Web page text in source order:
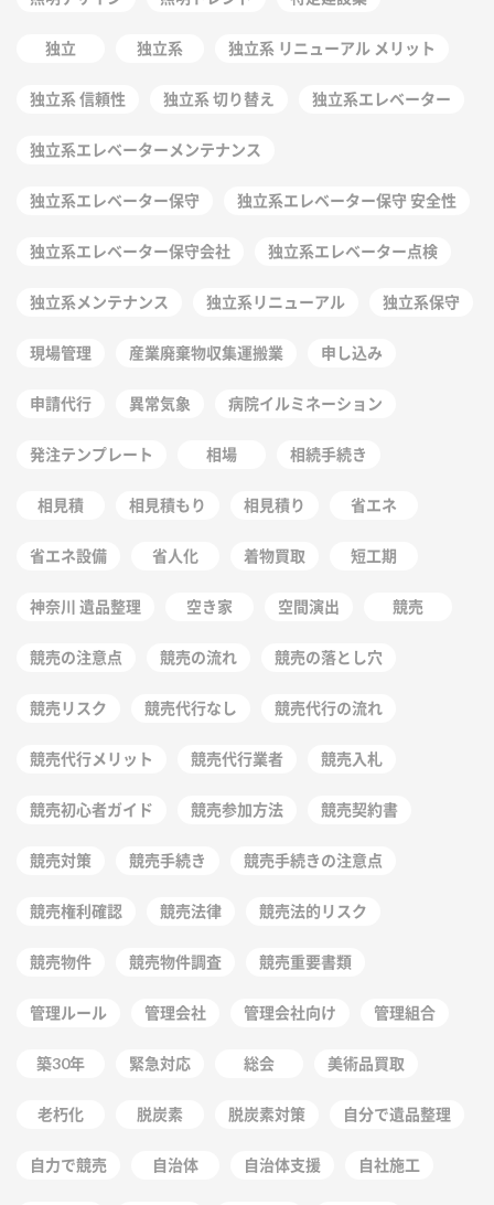
独立 独立系 独立系 リニューアル メリット
独立系 信頼性 独立系 切り替え 独立系エレベーター
独立系エレベーターメンテナンス
独立系エレベーター保守 独立系エレベーター保守 安全性
独立系エレベーター保守会社 独立系エレベーター点検
独立系メンテナンス 独立系リニューアル 独立系保守
現場管理 産業廃棄物収集運搬業 申し込み
申請代行 異常気象 病院イルミネーション
発注テンプレート 相場 相続手続き
相見積 相見積もり 相見積り 省エネ
省エネ設備 省人化 着物買取 短工期
神奈川 遺品整理 空き家 空間演出 競売
競売の注意点 競売の流れ 競売の落とし穴
競売リスク 競売代行なし 競売代行の流れ
競売代行メリット 競売代行業者 競売入札
競売初心者ガイド 競売参加方法 競売契約書
競売対策 競売手続き 競売手続きの注意点
競売権利確認 競売法律 競売法的リスク
競売物件 競売物件調査 競売重要書類
管理ルール 管理会社 管理会社向け 管理組合
築30年 緊急対応 総会 美術品買取
老朽化 脱炭素 脱炭素対策 自分で遺品整理
自力で競売 自治体 自治体支援 自社施工